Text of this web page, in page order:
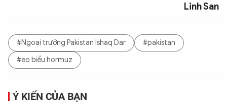
Linh San
#Ngoại trưởng Pakistan Ishaq Dar
#pakistan
#eo biểu hormuz
Ý KIẾN CỦA BẠN